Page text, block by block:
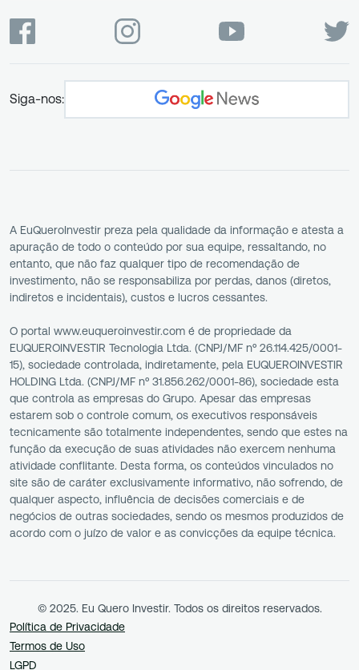
Siga-nos:
A EuQueroInvestir preza pela qualidade da informação e atesta a
apuração de todo o conteúdo por sua equipe, ressaltando, no
entanto, que não faz qualquer tipo de recomendação de
investimento, não se responsabiliza por perdas, danos (diretos,
indiretos e incidentais), custos e lucros cessantes.
O portal www.euqueroinvestir.com é de propriedade da
EUQUEROINVESTIR Tecnologia Ltda. (CNPJ/MF nº 26.114.425/0001-
15), sociedade controlada, indiretamente, pela EUQUEROINVESTIR
HOLDING Ltda. (CNPJ/MF nº 31.856.262/0001-86), sociedade esta
que controla as empresas do Grupo. Apesar das empresas
estarem sob o controle comum, os executivos responsáveis
tecnicamente são totalmente independentes, sendo que estes na
função da execução de suas atividades não exercem nenhuma
atividade conflitante. Desta forma, os conteúdos vinculados no
site são de caráter exclusivamente informativo, não sofrendo, de
qualquer aspecto, influência de decisões comerciais e de
negócios de outras sociedades, sendo os mesmos produzidos de
acordo com o juízo de valor e as convicções da equipe técnica.
© 2025. Eu Quero Investir. Todos os direitos reservados.
Política de Privacidade
Termos de Uso
LGPD